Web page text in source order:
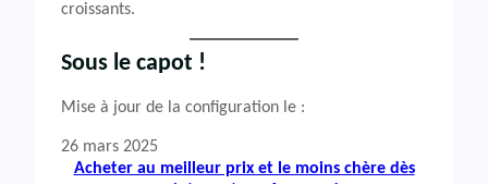
croissants.
Sous le capot !
Mise à jour de la configuration le :
26 mars 2025
Acheter au meilleur prix et le moins chère dès